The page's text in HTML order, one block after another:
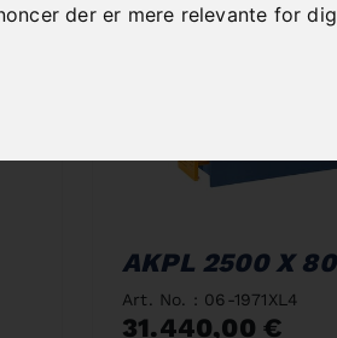
der er mere relevante for dig
AKPL 2500 X 80
Art. No. : 06-1971XL4
31.440,00 €